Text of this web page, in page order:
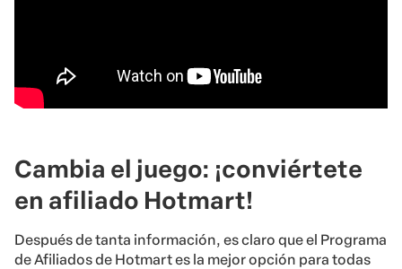
Cambia el juego: ¡conviértete
en afiliado Hotmart!
Después de tanta información, es claro que el Programa
de Afiliados de Hotmart es la mejor opción para todas